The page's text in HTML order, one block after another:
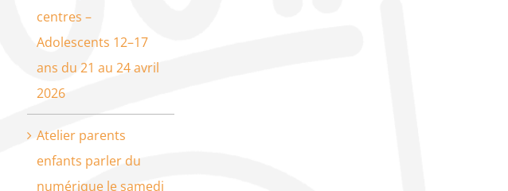
centres –
Adolescents 12–17
ans du 21 au 24 avril
2026
Atelier parents
enfants parler du
numérique le samedi